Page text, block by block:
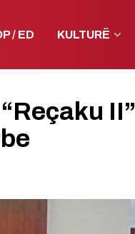
/ ED KULTURË
II”